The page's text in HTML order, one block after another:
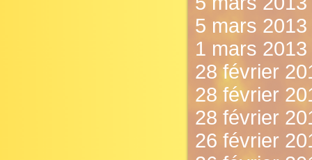
5 mars
1 mars
28 février
28 février
28 février
26 février